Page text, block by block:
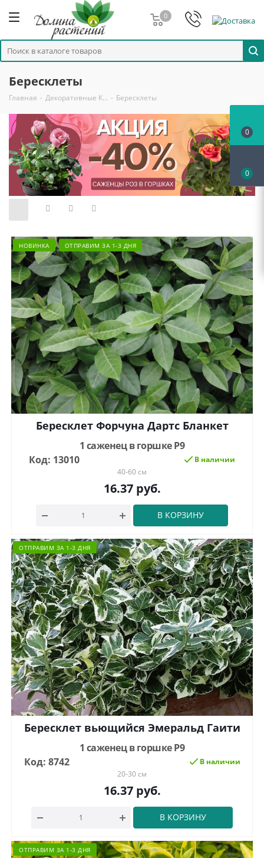
0
Бересклеты
Главная - Декоративные К… - Бересклеты
НОВИНКА ОТПРАВИМ ЗА 1-3 ДНЯ
Бересклет Форчуна Дартс Бланкет
1 саженец в горшке Р9
Код: 13010
В наличии
40-60 см
16.37руб.
В КОРЗИНУ
ОТПРАВИМ ЗА 1-3 ДНЯ
Бересклет вьющийся Эмеральд Гаити
1 саженец в горшке Р9
Код: 8742
В наличии
20-30 см
16.37руб.
В КОРЗИНУ
ОТПРАВИМ ЗА 1-3 ДНЯ
0
0